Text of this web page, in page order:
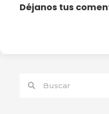
Déjanos tus